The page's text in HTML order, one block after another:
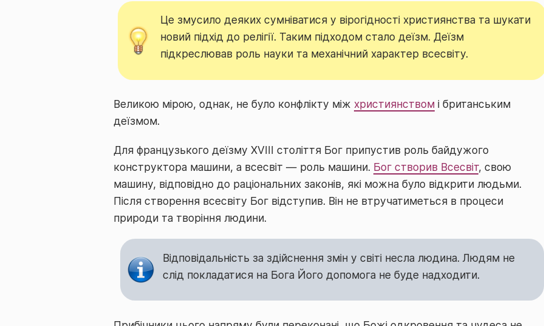
Це змусило деяких сумніватися у вірогідності християнства та шукати
новий підхід до релігії. Таким підходом стало деїзм. Деїзм
підкреслював роль науки та механічний характер всесвіту.
Великою мірою, однак, не було конфлікту між християнством і британським
деїзмом.
Для французького деїзму XVIII століття Бог припустив роль байдужого
конструктора машини, а всесвіт — роль машини. Бог створив Всесвіт, свою
машину, відповідно до раціональних законів, які можна було відкрити людьми.
Після створення всесвіту Бог відступив. Він не втручатиметься в процеси
природи та творіння людини.
Відповідальність за здійснення змін у світі несла людина. Людям не
слід покладатися на Бога Його допомога не буде надходити.